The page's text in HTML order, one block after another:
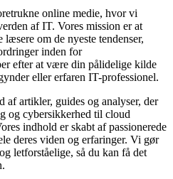
online medie, hvor vi
af IT. Vores mission er at
om de nyeste tendenser,
inden for
efter at være din pålidelige kilde
eller erfaren IT-professionel.
artikler, guides og analyser, der
og cybersikkerhed til cloud
indhold er skabt af passionerede
deres viden og erfaringer. Vi gør
letforståelige, så du kan få det